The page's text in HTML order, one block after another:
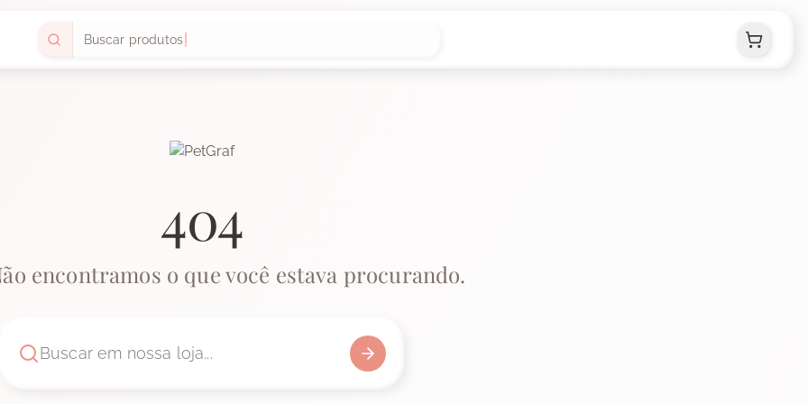
Buscar produtos
404
encontramos o que você estava procurando.
Buscar em nossa loja...